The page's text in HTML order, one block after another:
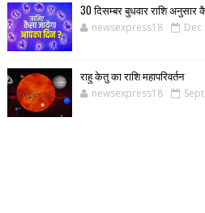
30 दिसम्बर बुधवार राशि
newsexpress18 Dec
राहु केतु का राशि महापरिवर्तन
newsexpress18